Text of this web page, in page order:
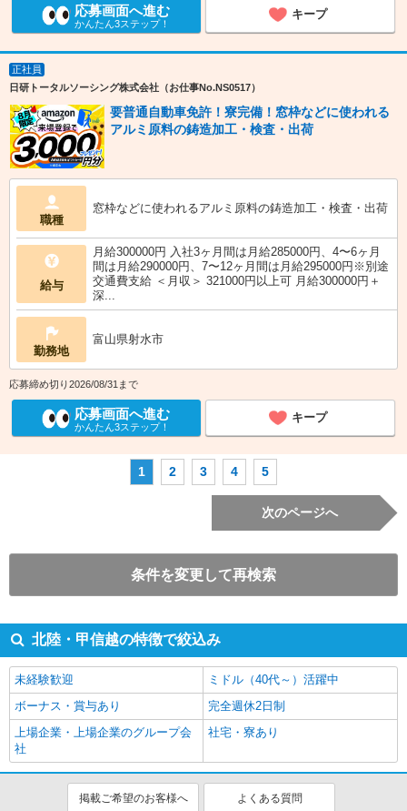
応募画面へ進む
かんたん3ステップ！
キープ
正社員
日研トータルソーシング株式会社（お仕事No.NS0517）
要普通自動車免許！寮完備！窓枠などに使われる
アルミ原料の鋳造加工・検査・出荷
職種
窓枠などに使われるアルミ原料の鋳造加工・検査・出荷
給与
月給300000円 入社3ヶ月間は月給285000円、4〜6ヶ月
間は月給290000円、7〜12ヶ月間は月給295000円※別途
交通費支給 ＜月収＞ 321000円以上可 月給300000円＋
深...
勤務地
富山県射水市
応募締め切り2026/08/31まで
応募画面へ進む
かんたん3ステップ！
キープ
1 2 3 4 5
次のページへ
条件を変更して再検索
北陸・甲信越の特徴で絞込み
未経験歓迎
ミドル（40代～）活躍中
ボーナス・賞与あり
完全週休2日制
上場企業・上場企業のグループ会
社
社宅・寮あり
掲載ご希望のお客様へ よくある質問